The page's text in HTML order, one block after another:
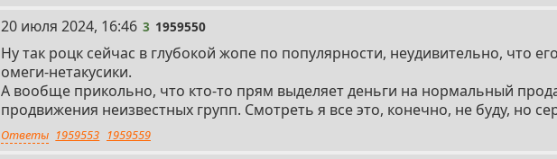
3
20 июля 2024, 16:46 3 1959550
Ну так роцк сейчас в глубокой жопе по популярности, неудивительно, что
омеги-нетакусики.
А вообще прикольно, что кто-то прям выделяет деньги на нормальный
продвижения неизвестных групп. Смотреть я все это, конечно, не буду, но
Ответы 1959553 1959559